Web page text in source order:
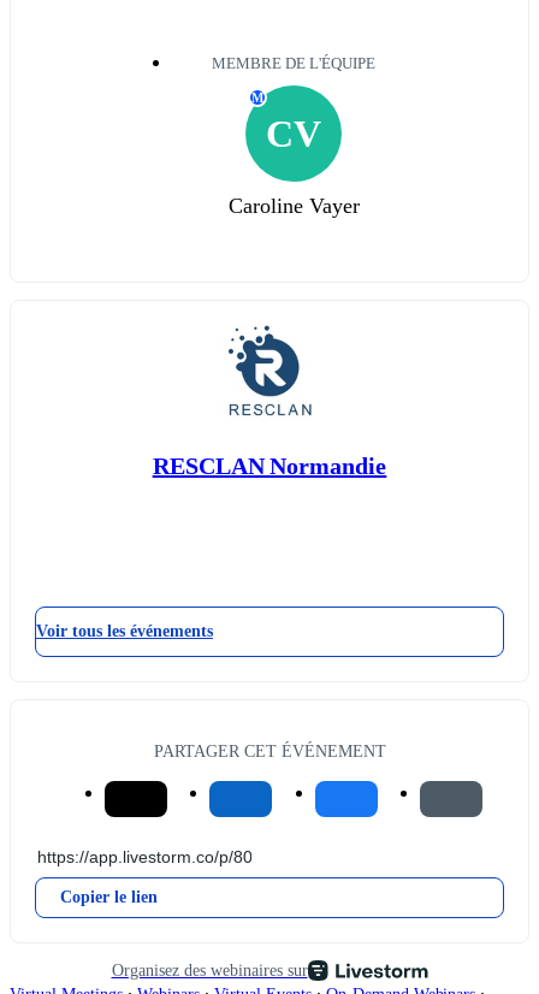
MEMBRE DE L'ÉQUIPE
CV
M
Caroline Vayer
RESCLAN Normandie
Voir tous les événements
PARTAGER CET ÉVÉNEMENT
Copier le lien
Organisez des webinaires sur